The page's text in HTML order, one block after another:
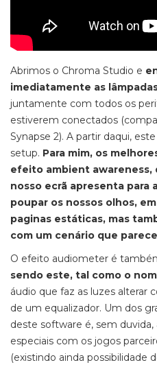
Abrimos o Chroma Studio e
imediatamente as
juntamente com todos os
estiverem conectados
Synapse 2). A partir daqui,
setup. Para mim, os
efeito ambient awareness,
nosso ecrã apresenta para
poupar os nossos olhos,
paginas estáticas, mas
com um cenário que
O efeito audiometer é
sendo este, tal como o
áudio que faz as luzes alterar
de um equalizador. Um dos
deste software é, sem
especiais com os jogos
(existindo ainda possibilidade